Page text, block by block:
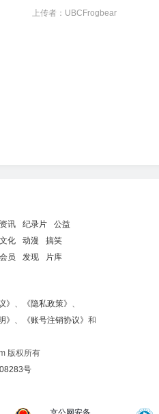
上传者： UBCFrogbear
资讯 纪录片
公益
文化 动漫
搞笑
会员 发现 片库
》 、 《隐私政策》 、
》 、 《账号注销协议》 和
版权所有
号